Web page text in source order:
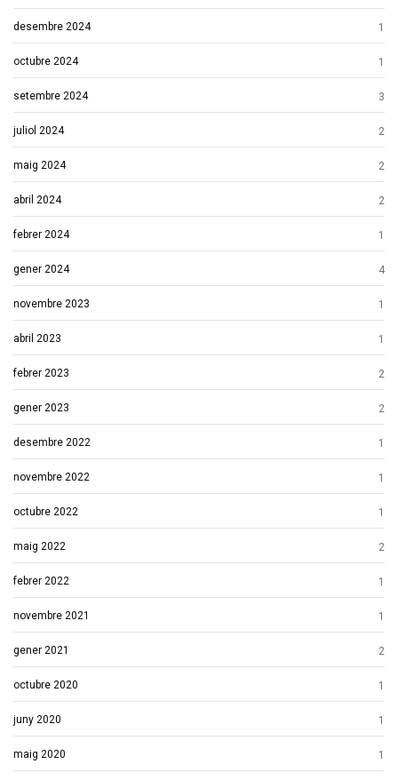
desembre 2024 1
octubre 2024 1
setembre 2024 3
juliol 2024 2
maig 2024 2
abril 2024 2
febrer 2024 1
gener 2024 4
novembre 2023 1
abril 2023 1
febrer 2023 2
gener 2023 2
desembre 2022 1
novembre 2022 1
octubre 2022 1
maig 2022 2
febrer 2022 1
novembre 2021 1
gener 2021 2
octubre 2020 1
juny 2020 1
maig 2020 1